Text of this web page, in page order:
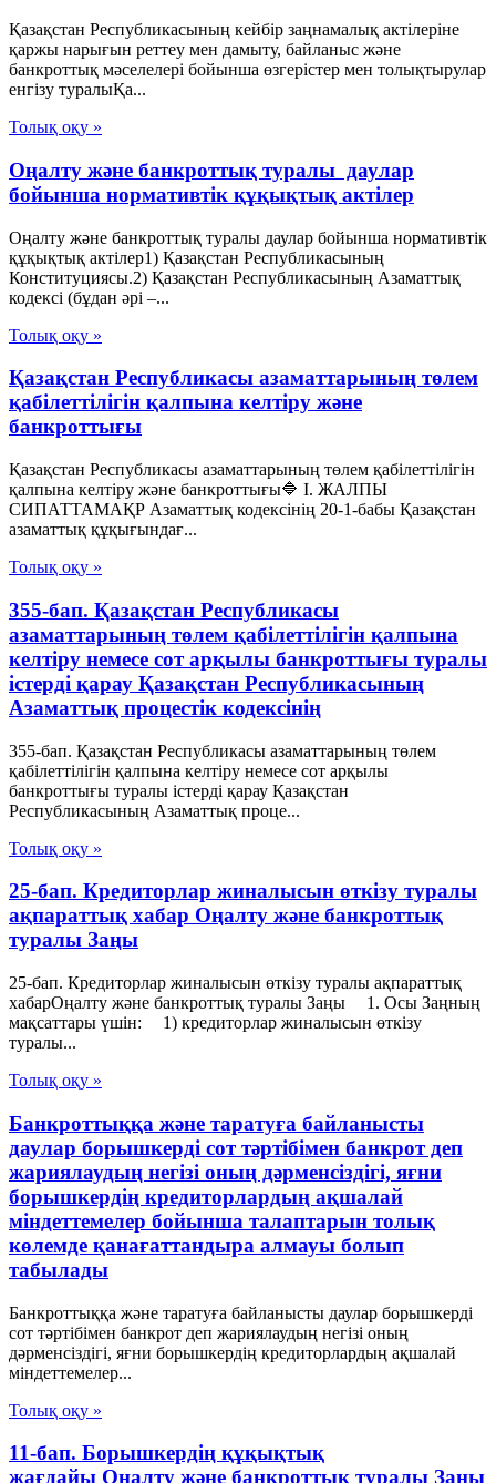
Қазақстан Республикасының кейбір заңнамалық актілеріне
қаржы нарығын реттеу мен дамыту, байланыс және
банкроттық мәселелері бойынша өзгерістер мен толықтырулар
енгізу туралыҚа...
Толық оқу »
Оңалту және банкроттық туралы даулар
бойынша нормативтік құқықтық актілер
Оңалту және банкроттық туралы даулар бойынша нормативтік
құқықтық актілер1) Қазақстан Республикасының
Конституциясы.2) Қазақстан Республикасының Азаматтық
кодексі (бұдан әрі –...
Толық оқу »
Қазақстан Республикасы азаматтарының төлем
қабілеттілігін қалпына келтіру және
банкроттығы
Қазақстан Республикасы азаматтарының төлем қабілеттілігін
қалпына келтіру және банкроттығы🔷 I. ЖАЛПЫ
СИПАТТАМАҚР Азаматтық кодексінің 20-1-бабы Қазақстан
азаматтық құқығындағ...
Толық оқу »
355-бап. Қазақстан Республикасы
азаматтарының төлем қабілеттілігін қалпына
келтіру немесе сот арқылы банкроттығы туралы
істерді қарау Қазақстан Республикасының
Азаматтық процестік кодексінің
355-бап. Қазақстан Республикасы азаматтарының төлем
қабілеттілігін қалпына келтіру немесе сот арқылы
банкроттығы туралы істерді қарау Қазақстан
Республикасының Азаматтық проце...
Толық оқу »
25-бап. Кредиторлар жиналысын өткізу туралы
ақпараттық хабар Оңалту және банкроттық
туралы Заңы
25-бап. Кредиторлар жиналысын өткізу туралы ақпараттық
хабарОңалту және банкроттық туралы Заңы 1. Осы Заңның
мақсаттары үшін: 1) кредиторлар жиналысын өткізу
туралы...
Толық оқу »
Банкроттыққа және таратуға байланысты
даулар борышкерді сот тәртібімен банкрот деп
жариялаудың негізі оның дәрменсіздігі, яғни
борышкердің кредиторлардың ақшалай
міндеттемелер бойынша талаптарын толық
көлемде қанағаттандыра алмауы болып
табылады
Банкроттыққа және таратуға байланысты даулар борышкерді
сот тәртібімен банкрот деп жариялаудың негізі оның
дәрменсіздігі, яғни борышкердің кредиторлардың ақшалай
міндеттемелер...
Толық оқу »
11-бап. Борышкердің құқықтық
жағдайы Оңалту және банкроттық туралы Заңы